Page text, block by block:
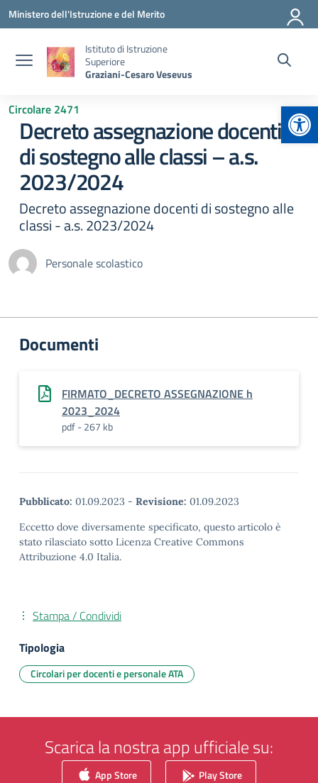
Vai ai contenuti
Vai al menu di navigazione
Vai al footer
Ministero dell'Istruzione e del Merito
Istituto di Istruzione
Superiore
Graziani-Cesaro Vesevus
Circolare 2471
Decreto assegnazione docenti
di sostegno alle classi – a.s.
2023/2024
Decreto assegnazione docenti di sostegno alle
classi - a.s. 2023/2024
Personale scolastico
Documenti
FIRMATO_DECRETO ASSEGNAZIONE h
2023_2024
pdf - 267 kb
Pubblicato: 01.09.2023 - Revisione: 01.09.2023
Eccetto dove diversamente specificato, questo articolo è
stato rilasciato sotto Licenza Creative Commons
Attribuzione 4.0 Italia.
Stampa / Condividi
Tipologia
Circolari per docenti e personale ATA
Scarica la nostra app ufficiale su:
App Store Play Store